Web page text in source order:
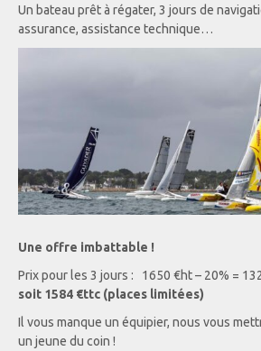
Un bateau prêt à régater, 3 jours de
assurance, assistance technique…
Une offre imbattable !
Prix pour les 3 jours : 1650 €ht – 20% =
soit 1584 €ttc (places limitées)
Il vous manque un équipier, nous vous
un jeune du coin !